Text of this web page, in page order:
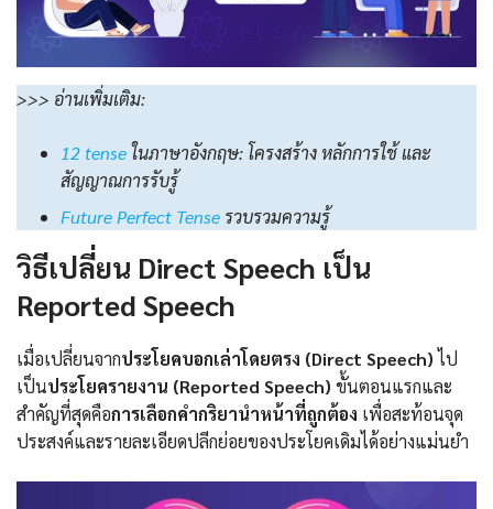
>>> อ่านเพิ่มเติม:
12 tenseในภาษาอังกฤษ: โครงสร้าง หลักการใช้ และ
สัญญาณการรับรู้
Future Perfect Tense รวบรวมความรู้
วิธีเปลี่ยน Direct Speech เป็น
Reported Speech
เมื่อเปลี่ยนจากประโยคบอกเล่าโดยตรง (Direct Speech)ไป
เป็นประโยครายงาน (Reported Speech) ขั้นตอนแรกและ
สำคัญที่สุดคือการเลือกคำกริยานำหน้าที่ถูกต้อง เพื่อสะท้อนจุด
ประสงค์และรายละเอียดปลีกย่อยของประโยคเดิมได้อย่างแม่นยำ